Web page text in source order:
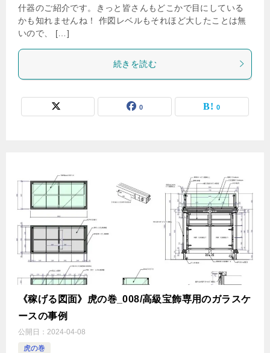
什器のご紹介です。きっと皆さんもどこかで目にしている
かも知れませんね！ 作図レベルもそれほど大したことは無
いので、 […]
続きを読む
0 0
《稼げる図面》虎の巻_008/高級宝飾専用のガラスケ
ースの事例
公開日： 2024-04-08
虎の巻